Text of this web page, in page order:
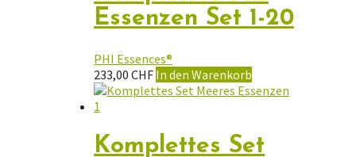
Essenzen Set 1-20
PHI Essences®
233,00 CHF In den Warenkorb
Komplettes Set